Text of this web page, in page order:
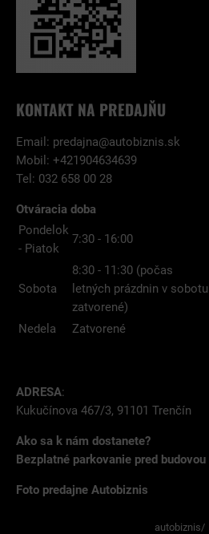
KONTAKT NA PREDAJŇU
Email: predajna@autobiznis.sk
Mobil: +421904634639
Tel: 032 658 00 28
Otváracia doba
Pondelok
- Piatok
7:30 - 16:00
Sobota
8:30 - 11:30 (počas
letných prázdnin v sobotu
zatvorené)
Nedela
Zatvorené
ADRESA:
Kukučínova 467/3, 91101 Trenčín
Ako sa k nám dostanete?
Bezplatné parkovanie pred budovou
Foto predajne Autobiznis
autobiznis/